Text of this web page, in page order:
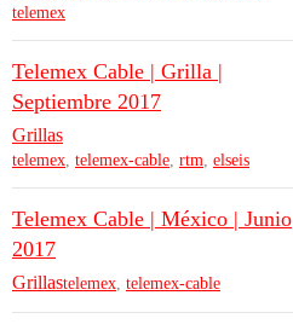
telemex
Telemex Cable | Grilla |
Septiembre 2017
Grillas
telemex, telemex-cable, rtm, elseis
Telemex Cable | México | Junio
2017
Grillastelemex telemex-cable